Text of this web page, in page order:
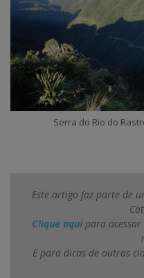
Serra do Rio do
Este artigo faz parte de
Clique aquipara acessar
E para dicas de outras